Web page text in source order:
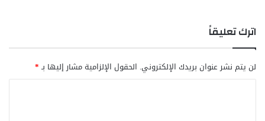
اترك تعليقاً
لن يتم نشر عنوان بريدك الإلكتروني. الحقول الإلزامية مشار إليها بـ*